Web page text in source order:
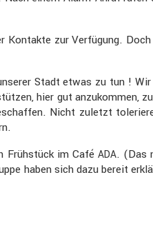
Kontakte zur Verfü­gung.
Stadt etwas zu tun !
hier gut anzukommen,
Nicht zuletzt
Frühstück im CaféADA. (Das
haben sich dazu bereit